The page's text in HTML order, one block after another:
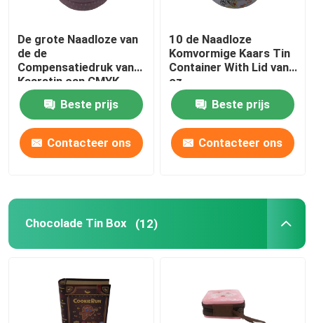
Kwaliteitscontrole
Neem contact met ons op
Vraag een offerte
Chocolade Tin Box
De grote Naadloze van
de de
Compensatiedruk van
Kaarstin can CMYK
Kaars Tin Box
DecorativeBeste prijs
Contacteer ons
10 de Naadloze
Komvormige Kaars Tin
Container With Lid van
oz
Beste prijs
Contacteer ons
Chocolade Tin Box (12)